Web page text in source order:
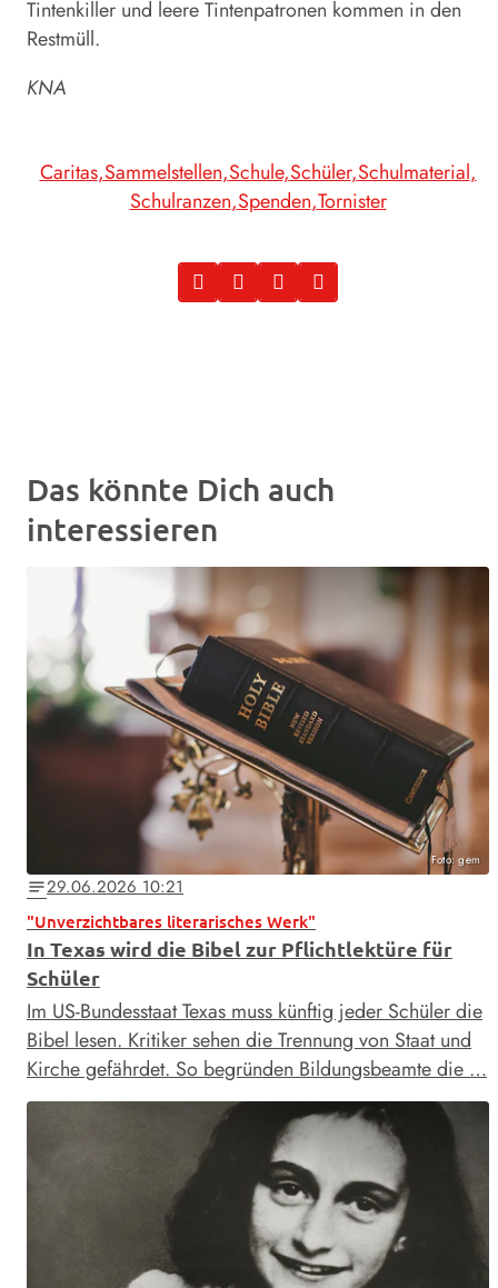
Tintenkiller und leere Tintenpatronen kommen in den
Restmüll.
KNA
Caritas Sammelstellen Schule Schüler Schulmaterial
Schulranzen Spenden Tornister
Das könnte Dich auch
interessieren
Foto: gem
notes29.06.2026 10:21
"Unverzichtbares literarisches Werk"
In Texas wird die Bibel zur Pflichtlektüre für
Schüler
Im US-Bundesstaat Texas muss künftig jeder Schüler die
Bibel lesen. Kritiker sehen die Trennung von Staat und
Kirche gefährdet. So begründen Bildungsbeamte die …